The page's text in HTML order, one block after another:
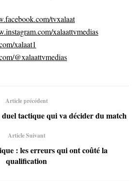
tvxalaat
xalaattvmedias
xalaat1
@xalaattvmedias
Article précédent
tactique qui va décider du match
Article Suivant
: les erreurs qui ont coûté la
qualification